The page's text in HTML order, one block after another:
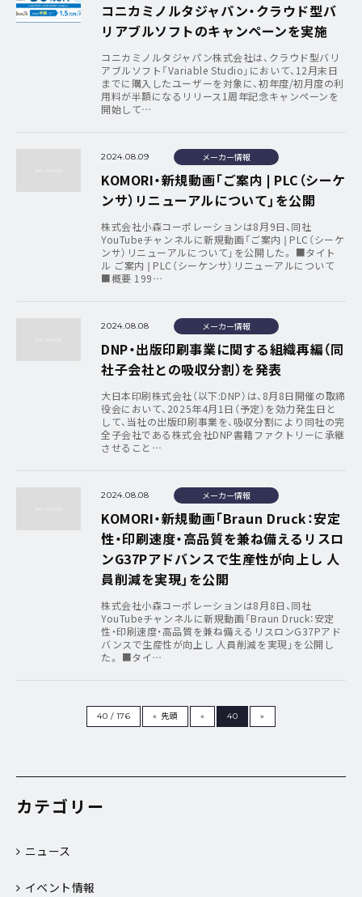
コニカミノルタジャパン・クラウド型バ
リアブルソフトのキャンペーンを実施
コニカミノルタジャパン株式会社は、クラウド型バリ
アブルソフト「Variable Studio」において、12月末日
までに購入したユーザーを対象に、初年度/初月度の利
用料が半額になるリリース1周年記念キャンペーンを
開始して…
2024.08.09 メーカー情報
KOMORI・新規動画「ご案内❘PLC（シーケ
ンサ）リニューアルについて」を公開
株式会社小森コーポレーションは8月9日、同社
YouTubeチャンネルに新規動画「ご案内❘PLC（シーケ
ンサ）リニューアルについて」を公開した。 ■タイト
ル ご案内❘PLC（シーケンサ）リニューアルについて
■概要 199…
2024.08.08 メーカー情報
DNP・出版印刷事業に関する組織再編（同
社子会社との吸収分割）を発表
大日本印刷株式会社（以下:DNP）は、8月8日開催の取締
役会において、2025年4月1日（予定）を効力発生日と
して、当社の出版印刷事業を、吸収分割により同社の完
全子会社である株式会社DNP書籍ファクトリーに承継
させること…
2024.08.08 メーカー情報
KOMORI・新規動画「Braun Druck：安定
性・印刷速度・高品質を兼ね備えるリスロ
ンG37Pアドバンスで生産性が向上し 人
員削減を実現」を公開
株式会社小森コーポレーションは8月8日、同社
YouTubeチャンネルに新規動画「Braun Druck：安定
性・印刷速度・高品質を兼ね備えるリスロンG37Pアド
バンスで生産性が向上し 人員削減を実現」を公開し
た。 ■タイ…
40 / 176 « 先頭 « 40 »
カテゴリー
ニュース
イベント情報